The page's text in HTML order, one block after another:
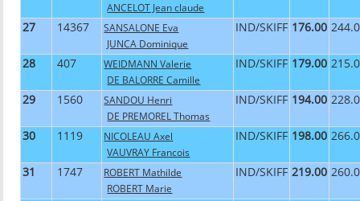
ANCELOT Jean claude
27 14367
SANSALONE Eva
JUNCA Dominique
IND/SKIFF 176.00
28 407
WEIDMANN Valerie
DE BALORRE Camille
IND/SKIFF 179.00
29 1560
SANDOU Henri
DE PREMOREL Thomas
IND/SKIFF 194.00
30 1119
NICOLEAU Axel
VAUVRAY Francois
IND/SKIFF 198.00
31 1747
ROBERT Mathilde
ROBERT Marie
IND/SKIFF 219.00